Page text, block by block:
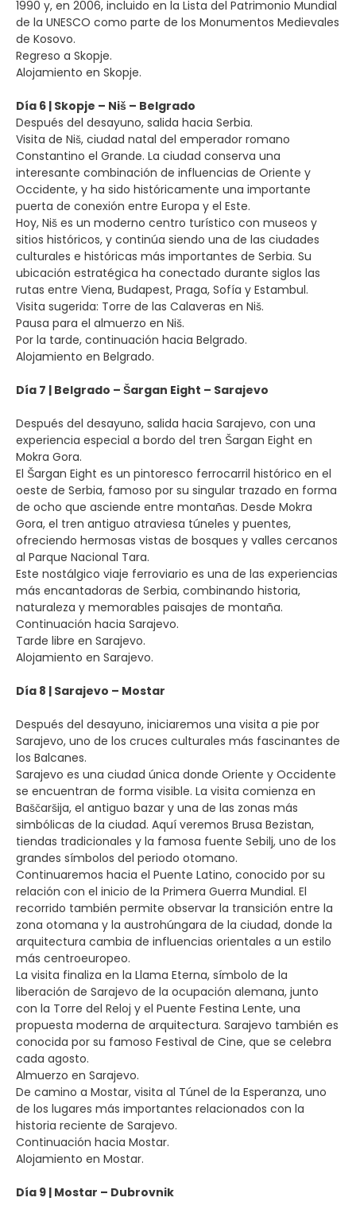
1990 y, en 2006, incluido en la Lista del Patrimonio Mundial
de la UNESCO como parte de los Monumentos Medievales
de Kosovo.
Regreso a Skopje.
Alojamiento en Skopje.
Día 6 | Skopje – Niš – Belgrado
Después del desayuno, salida hacia Serbia.
Visita de Niš, ciudad natal del emperador romano
Constantino el Grande. La ciudad conserva una
interesante combinación de influencias de Oriente y
Occidente, y ha sido históricamente una importante
puerta de conexión entre Europa y el Este.
Hoy, Niš es un moderno centro turístico con museos y
sitios históricos, y continúa siendo una de las ciudades
culturales e históricas más importantes de Serbia. Su
ubicación estratégica ha conectado durante siglos las
rutas entre Viena, Budapest, Praga, Sofía y Estambul.
Visita sugerida: Torre de las Calaveras en Niš.
Pausa para el almuerzo en Niš.
Por la tarde, continuación hacia Belgrado.
Alojamiento en Belgrado.
Día 7 | Belgrado – Šargan Eight – Sarajevo
Después del desayuno, salida hacia Sarajevo, con una
experiencia especial a bordo del tren Šargan Eight en
Mokra Gora.
El Šargan Eight es un pintoresco ferrocarril histórico en el
oeste de Serbia, famoso por su singular trazado en forma
de ocho que asciende entre montañas. Desde Mokra
Gora, el tren antiguo atraviesa túneles y puentes,
ofreciendo hermosas vistas de bosques y valles cercanos
al Parque Nacional Tara.
Este nostálgico viaje ferroviario es una de las experiencias
más encantadoras de Serbia, combinando historia,
naturaleza y memorables paisajes de montaña.
Continuación hacia Sarajevo.
Tarde libre en Sarajevo.
Alojamiento en Sarajevo.
Día 8 | Sarajevo – Mostar
Después del desayuno, iniciaremos una visita a pie por
Sarajevo, uno de los cruces culturales más fascinantes de
los Balcanes.
Sarajevo es una ciudad única donde Oriente y Occidente
se encuentran de forma visible. La visita comienza en
Baščaršija, el antiguo bazar y una de las zonas más
simbólicas de la ciudad. Aquí veremos Brusa Bezistan,
tiendas tradicionales y la famosa fuente Sebilj, uno de los
grandes símbolos del periodo otomano.
Continuaremos hacia el Puente Latino, conocido por su
relación con el inicio de la Primera Guerra Mundial. El
recorrido también permite observar la transición entre la
zona otomana y la austrohúngara de la ciudad, donde la
arquitectura cambia de influencias orientales a un estilo
más centroeuropeo.
La visita finaliza en la Llama Eterna, símbolo de la
liberación de Sarajevo de la ocupación alemana, junto
con la Torre del Reloj y el Puente Festina Lente, una
propuesta moderna de arquitectura. Sarajevo también es
conocida por su famoso Festival de Cine, que se celebra
cada agosto.
Almuerzo en Sarajevo.
De camino a Mostar, visita al Túnel de la Esperanza, uno
de los lugares más importantes relacionados con la
historia reciente de Sarajevo.
Continuación hacia Mostar.
Alojamiento en Mostar.
Día 9 | Mostar – Dubrovnik